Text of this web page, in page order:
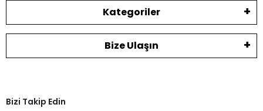
Kategoriler
Bize Ulaşın
Bizi Takip Edin